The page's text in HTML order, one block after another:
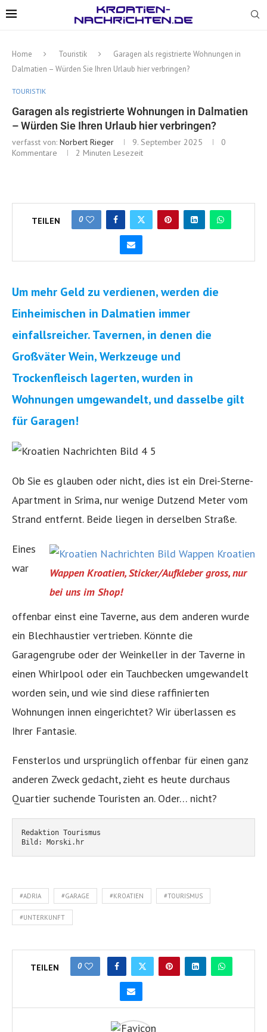
Home Touristik
Garagen als registrierte Wohnungen in
Dalmatien – Würden Sie Ihren Urlaub hier verbringen?
TOURISTIK
Garagen als registrierte Wohnungen in Dalmatien
– Würden Sie Ihren Urlaub hier verbringen?
verfasst von: Norbert Rieger 9. September 2025
0
Kommentare
2 Minuten Lesezeit
TEILEN 0
Um mehr Geld zu verdienen, werden die
Einheimischen in Dalmatien immer
einfallsreicher. Tavernen, in denen die
Großväter Wein, Werkzeuge und
Trockenfleisch lagerten, wurden in
Wohnungen umgewandelt, und dasselbe gilt
für Garagen!
Ob Sie es glauben oder nicht, dies ist ein Drei-Sterne-
Apartment in Srima, nur wenige Dutzend Meter vom
Strand entfernt. Beide liegen in derselben Straße.
Wappen Kroatien, Sticker/Aufkleber gross, nur
bei uns im Shop!
Eines
war
offenbar einst eine Taverne, aus dem anderen wurde
ein Blechhaustier vertrieben. Könnte die
Garagengrube oder der Weinkeller in der Taverne in
einen Whirlpool oder ein Tauchbecken umgewandelt
worden sein, und wie sind diese raffinierten
Wohnungen innen eingerichtet? Wir überlassen es
Ihrer Fantasie.
Fensterlos und ursprünglich offenbar für einen ganz
anderen Zweck gedacht, zieht es heute durchaus
Quartier suchende Touristen an. Oder… nicht?
Redaktion Tourismus
Bild: Morski.hr
#ADRIA #GARAGE #KROATIEN #TOURISMUS
#UNTERKUNFT
TEILEN 0